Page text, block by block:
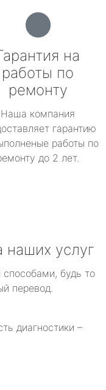
на
работы по
ремонту
Наша компания
гарантию
работы по
до 2 лет.
наших услуг
будь то
перевод.
диагностики –